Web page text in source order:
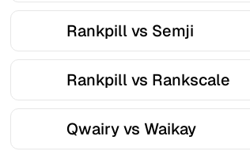
Rankpill vs Semji
Rankpill vs Rankscale
Qwairy vs Waikay